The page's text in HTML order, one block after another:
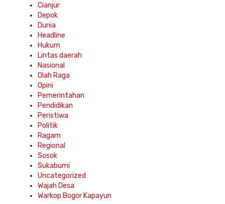
Cianjur
Depok
Dunia
Headline
Hukum
Lintas daerah
Nasional
Olah Raga
Opini
Pemerintahan
Pendidikan
Peristiwa
Politik
Ragam
Regional
Sosok
Sukabumi
Uncategorized
Wajah Desa
Warkop Bogor Kapayun